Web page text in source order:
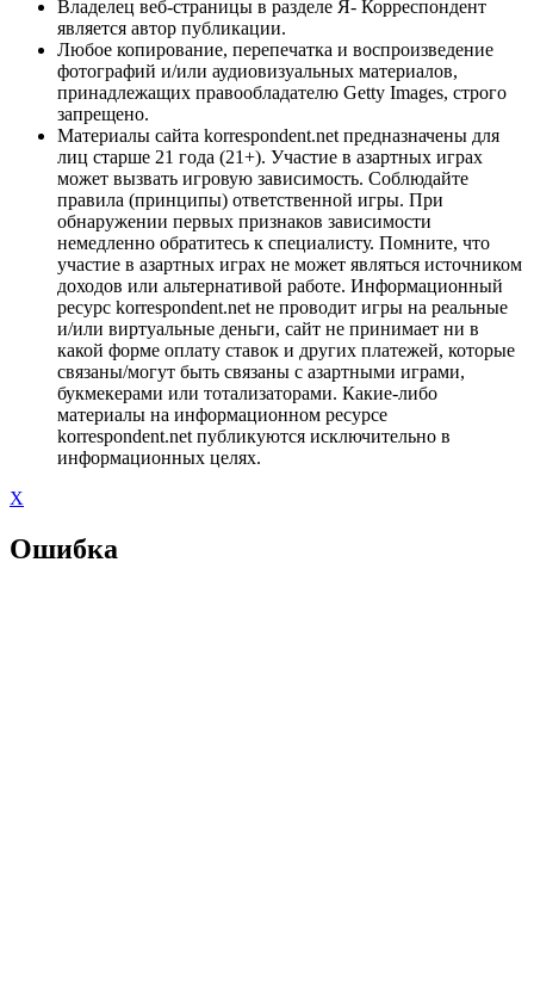
Владелец веб-страницы в разделе Я- Корреспондент
является автор публикации.
Любое копирование, перепечатка и воспроизведение
фотографий и/или аудиовизуальных материалов,
принадлежащих правообладателю Getty Images, строго
запрещено.
Материалы сайта korrespondent.net предназначены для
лиц старше 21 года (21+). Участие в азартных играх
может вызвать игровую зависимость. Соблюдайте
правила (принципы) ответственной игры. При
обнаружении первых признаков зависимости
немедленно обратитесь к специалисту. Помните, что
участие в азартных играх не может являться источником
доходов или альтернативой работе. Информационный
ресурс korrespondent.net не проводит игры на реальные
и/или виртуальные деньги, сайт не принимает ни в
какой форме оплату ставок и других платежей, которые
связаны/могут быть связаны с азартными играми,
букмекерами или тотализаторами. Какие-либо
материалы на информационном ресурсе
korrespondent.net публикуются исключительно в
информационных целях.
X
Ошибка